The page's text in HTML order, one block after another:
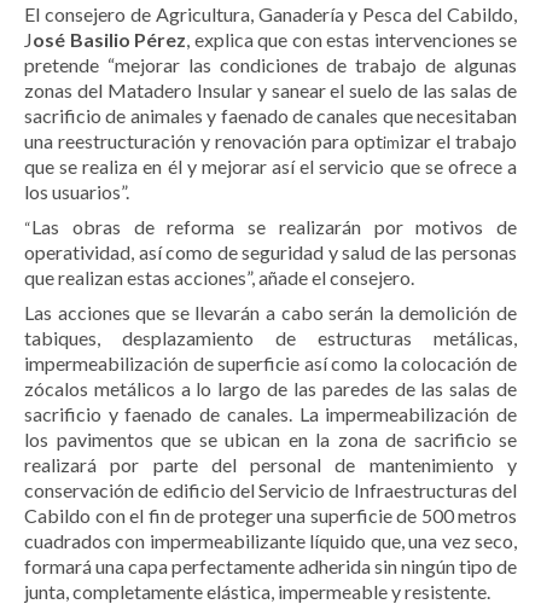
El consejero de Agricultura, Ganadería y Pesca del Cabildo,
José Basilio Pérez , explica que con estas intervenciones se
pretende “mejorar las condiciones de trabajo de algunas
zonas del Matadero Insular y sanear el suelo de las salas de
sacrificio de animales y faenado de canales que necesitaban
una reestructuración y renovación para optimizar el trabajo
que se realiza en él y mejorar así el servicio que se ofrece a
los usuarios”.
“Las obras de reforma se realizarán por motivos de
operatividad, así como de seguridad y salud de las personas
que realizan estas acciones”, añade el consejero.
Las acciones que se llevarán a cabo serán la demolición de
tabiques, desplazamiento de estructuras metálicas,
impermeabilización de superficie así como la colocación de
zócalos metálicos a lo largo de las paredes de las salas de
sacrificio y faenado de canales. La impermeabilización de
los pavimentos que se ubican en la zona de sacrificio se
realizará por parte del personal de mantenimiento y
conservación de edificio del Servicio de Infraestructuras del
Cabildo con el fin de proteger una superficie de 500 metros
cuadrados con impermeabilizante líquido que, una vez seco,
formará una capa perfectamente adherida sin ningún tipo de
junta, completamente elástica, impermeable y resistente.